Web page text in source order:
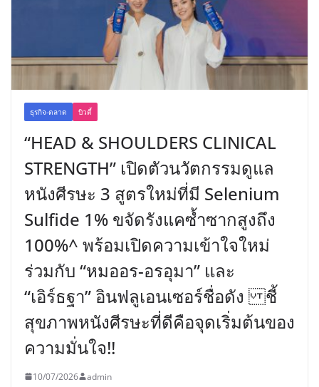
ธุรกิจ-ตลาด บิวตี้
“HEAD & SHOULDERS CLINICAL
STRENGTH” เปิดตัวนวัตกรรมดูแล
หนังศีรษะ 3 สูตรใหม่ที่มี Selenium
Sulfide 1% ขจัดรังแคซ้ำซากสูงถึง
100%^ พร้อมเปิดความเข้าใจใหม่
ร่วมกับ “หมออร-อรอุมา” และ
“เอิร์ธฐา” อินฟลูเอนเซอร์ชื่อดัง ชี้
สุขภาพหนังศีรษะที่ดีคือจุดเริ่มต้นของ
ความมั่นใจ!!
10/07/2026 admin